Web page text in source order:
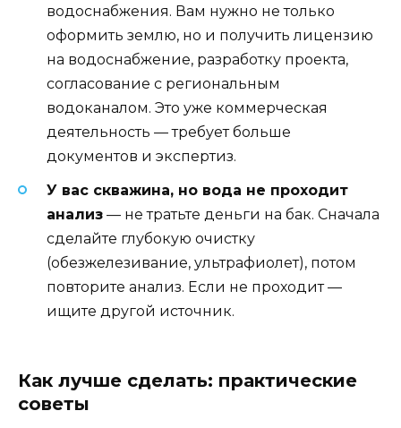
водоснабжения. Вам нужно не только
оформить землю, но и получить лицензию
на водоснабжение, разработку проекта,
согласование с региональным
водоканалом. Это уже коммерческая
деятельность — требует больше
документов и экспертиз.
У вас скважина, но вода не проходит
анализ — не тратьте деньги на бак. Сначала
сделайте глубокую очистку
(обезжелезивание, ультрафиолет), потом
повторите анализ. Если не проходит —
ищите другой источник.
Как лучше сделать: практические
советы